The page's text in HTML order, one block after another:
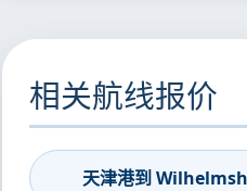
相关航线报价
天津港到